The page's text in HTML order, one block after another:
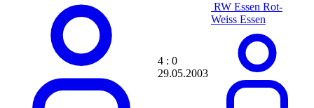
Chr1st1an
Chri5topher
ChRillEmAnIa
chrimu21
C H R I S
Chrischy
4 : 0
29.05.2003
RW Essen Rot-
Weiss Essen